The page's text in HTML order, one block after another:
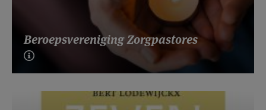
Beroepsvereniging Zorgpastores